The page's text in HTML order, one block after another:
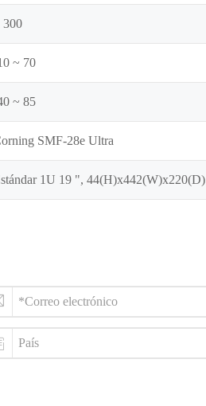
300
~ 70
~ 85
SMF-28e Ultra
1U 19 ", 44(H)x442(W)x220(D)